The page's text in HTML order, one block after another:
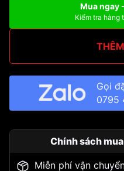
Mua ngay
Kiểm tra hàng
Gọi
0795
Chính sách
Miễn phí vận